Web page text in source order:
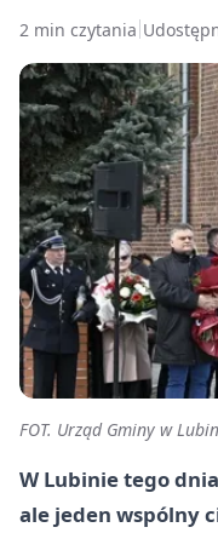
2 min czytania
FOT. Urząd Gminy w
W Lubinie tego
ale jeden wspólny